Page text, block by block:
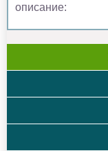
описание: